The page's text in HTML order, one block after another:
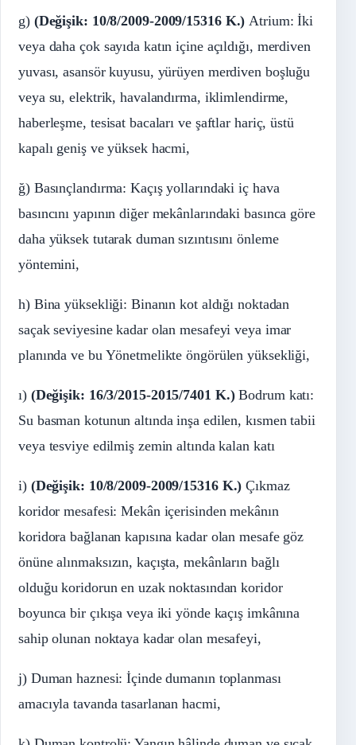
g) (Değişik: 10/8/2009-2009/15316 K.) Atrium: İki
veya daha çok sayıda katın içine açıldığı, merdiven
yuvası, asansör kuyusu, yürüyen merdiven boşluğu
veya su, elektrik, havalandırma, iklimlendirme,
haberleşme, tesisat bacaları ve şaftlar hariç, üstü
kapalı geniş ve yüksek hacmi,
ğ) Basınçlandırma: Kaçış yollarındaki iç hava
basıncını yapının diğer mekânlarındaki basınca göre
daha yüksek tutarak duman sızıntısını önleme
yöntemini,
h) Bina yüksekliği: Binanın kot aldığı noktadan
saçak seviyesine kadar olan mesafeyi veya imar
planında ve bu Yönetmelikte öngörülen yüksekliği,
ı) (Değişik: 16/3/2015-2015/7401 K.)Bodrum katı:
Su basman kotunun altında inşa edilen, kısmen tabii
veya tesviye edilmiş zemin altında kalan katı
i)(Değişik: 10/8/2009-2009/15316 K.) Çıkmaz
koridor mesafesi: Mekân içerisinden mekânın
koridora bağlanan kapısına kadar olan mesafe göz
önüne alınmaksızın, kaçışta, mekânların bağlı
olduğu koridorun en uzak noktasından koridor
boyunca bir çıkışa veya iki yönde kaçış imkânına
sahip olunan noktaya kadar olan mesafeyi,
j) Duman haznesi: İçinde dumanın toplanması
amacıyla tavanda tasarlanan hacmi,